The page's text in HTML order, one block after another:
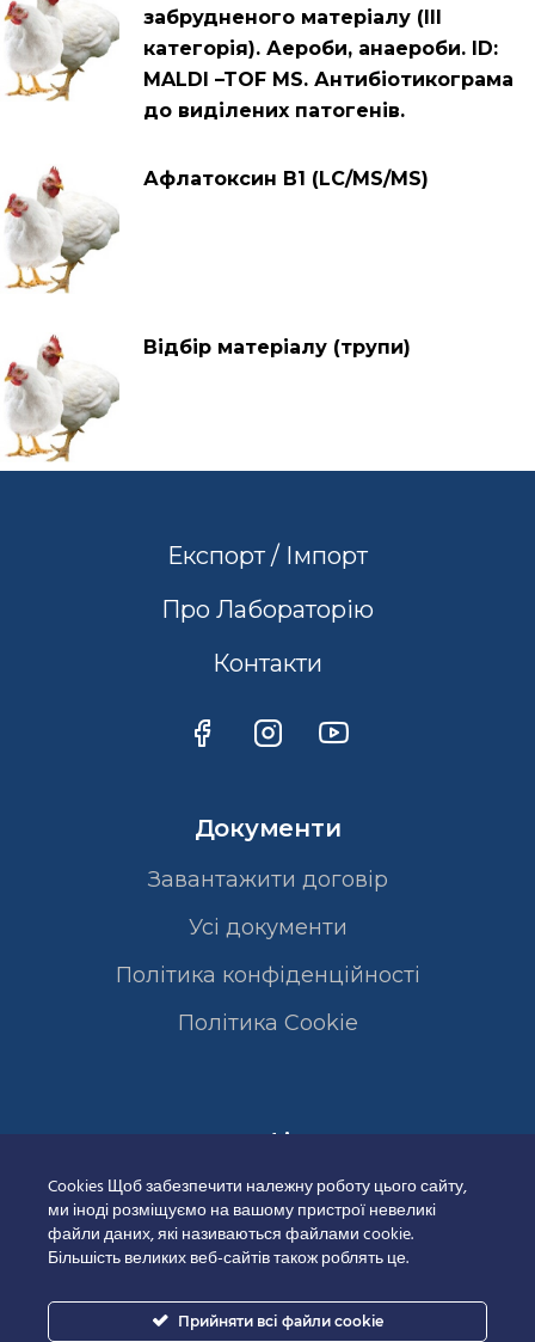
забрудненого матеріалу (ІІІ
категорія). Аероби, анаероби. ID:
MALDI –TOF MS. Антибіотикограма
до виділених патогенів.
Афлатоксин В1 (LC/MS/MS)
Відбір матеріалу (трупи)
Експорт / Імпорт
Про Лабораторію
Контакти
Документи
Завантажити договір
Усі документи
Політика конфіденційності
Полiтика Cookie
Сертифікати
Cookies Щоб забезпечити належну роботу цього сайту,
ми іноді розміщуємо на вашому пристрої невеликі
файли даних, які називаються файлами cookie.
Більшість великих веб-сайтів також роблять це.
Прийняти всі файли cookie